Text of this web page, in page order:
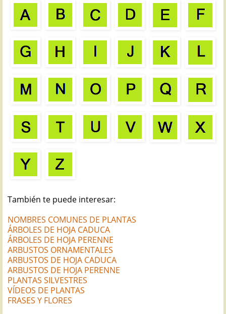
También te puede interesar:
NOMBRES COMUNES DE PLANTAS
ÁRBOLES DE HOJA CADUCA
ÁRBOLES DE HOJA PERENNE
ARBUSTOS ORNAMENTALES
ARBUSTOS DE HOJA CADUCA
ARBUSTOS DE HOJA PERENNE
PLANTAS SILVESTRES
VÍDEOS DE PLANTAS
FRASES Y FLORES